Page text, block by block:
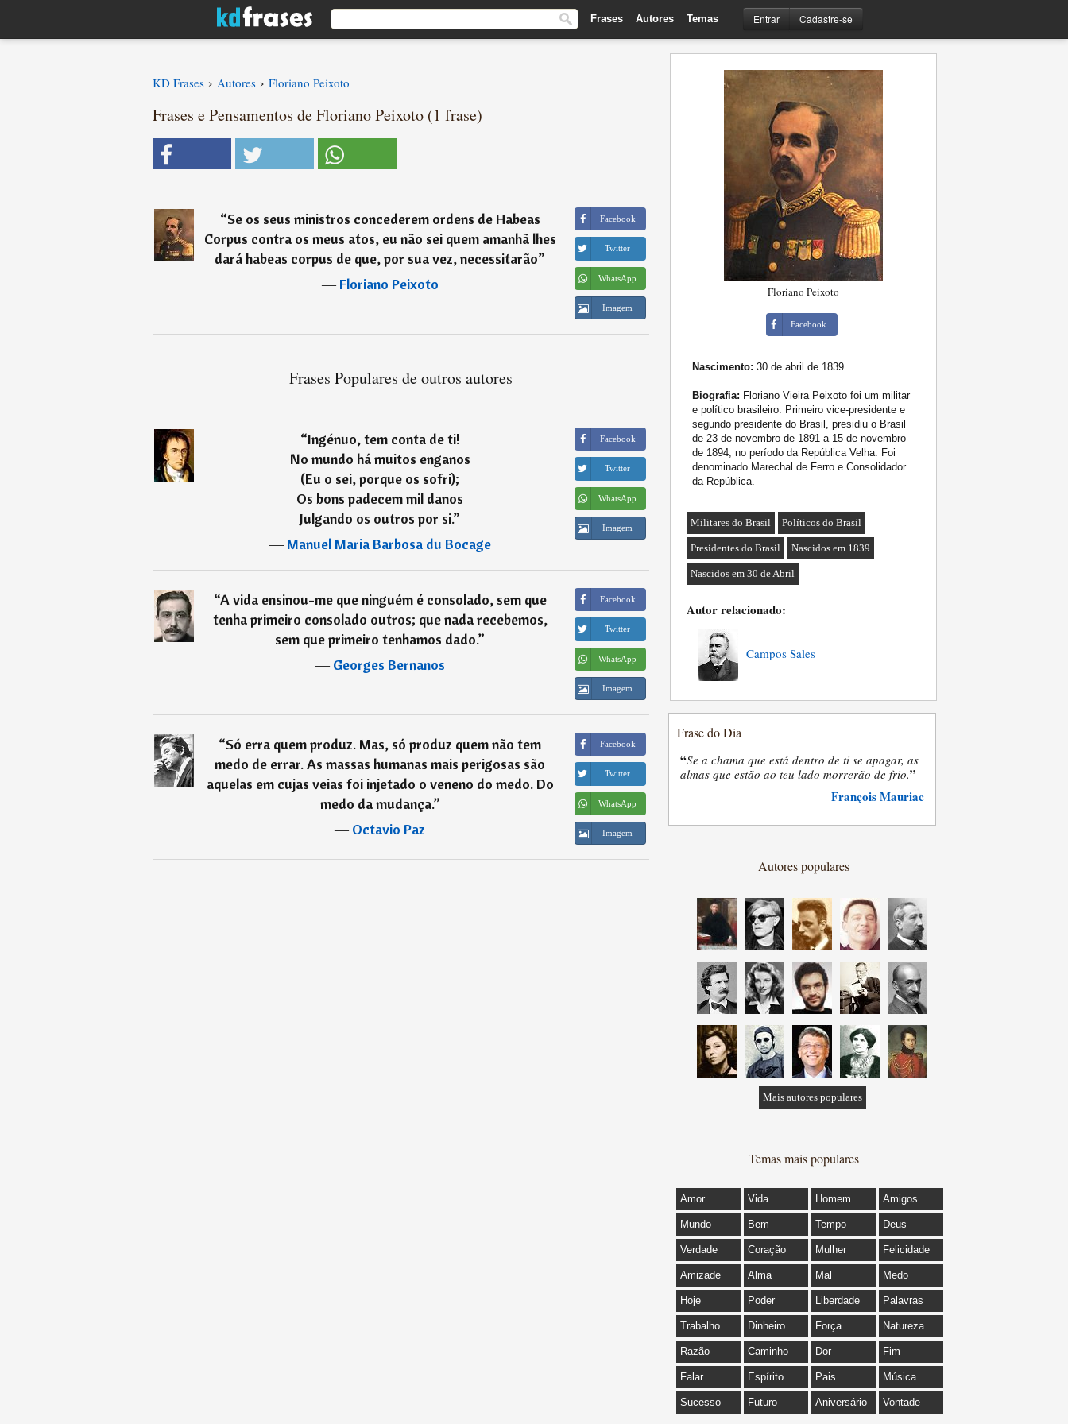
Frases Autores Temas Entrar Cadastre-se
KD Frases › Autores › Floriano Peixoto
Frases e Pensamentos de Floriano Peixoto (1 frase)
“Se os seus ministros concederem ordens de Habeas
Corpus contra os meus atos, eu não sei quem amanhã lhes
dará habeas corpus de que, por sua vez, necessitarão”
―Floriano Peixoto
Facebook
Twitter
WhatsApp
Imagem
Frases Populares de outros autores
“Ingénuo, tem conta de ti!
No mundo há muitos enganos
(Eu o sei, porque os sofri);
Os bons padecem mil danos
Julgando os outros por si.”
―Manuel Maria Barbosa du Bocage
Facebook
Twitter
WhatsApp
Imagem
“A vida ensinou-me que ninguém é consolado, sem que
tenha primeiro consolado outros; que nada recebemos,
sem que primeiro tenhamos dado.”
―Georges Bernanos
Facebook
Twitter
WhatsApp
Imagem
“Só erra quem produz. Mas, só produz quem não tem
medo de errar. As massas humanas mais perigosas são
aquelas em cujas veias foi injetado o veneno do medo. Do
medo da mudança.”
―Octavio Paz
Facebook
Twitter
WhatsApp
Imagem
Floriano Peixoto
Facebook
Nascimento: 30 de abril de 1839
Biografia: Floriano Vieira Peixoto foi um militar
e político brasileiro. Primeiro vice-presidente e
segundo presidente do Brasil, presidiu o Brasil
de 23 de novembro de 1891 a 15 de novembro
de 1894, no período da República Velha. Foi
denominado Marechal de Ferro e Consolidador
da República.
Militares do Brasil Políticos do Brasil
Presidentes do Brasil Nascidos em 1839
Nascidos em 30 de Abril
Autor relacionado:
Campos Sales
Frase do Dia
“Se a chama que está dentro de ti se apagar, as
almas que estão ao teu lado morrerão de frio.”
—François Mauriac
Autores populares
Mais autores populares
Temas mais populares
Amor Vida Homem Amigos
Mundo Bem Tempo Deus
Verdade Coração Mulher Felicidade
Amizade Alma Mal Medo
Hoje Poder Liberdade Palavras
Trabalho Dinheiro Força Natureza
Razão Caminho Dor Fim
Falar Espírito Pais Música
Sucesso Futuro Aniversário Vontade